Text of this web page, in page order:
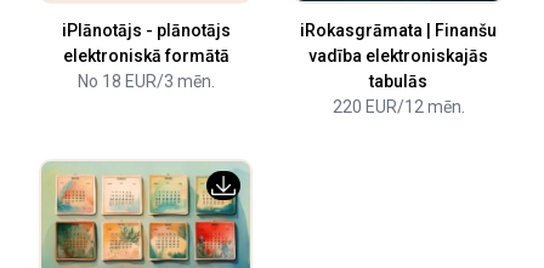
iPlānotājs - plānotājs
elektroniskā formātā
No 18 EUR/3 mēn.
iRokasgrāmata | Finanšu
vadība elektroniskajās
tabulās
220 EUR/12 mēn.